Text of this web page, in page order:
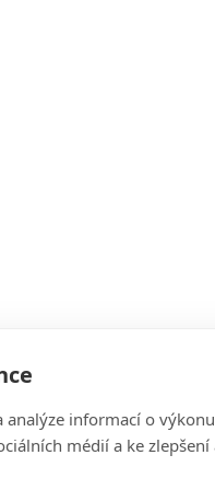
analýze informací o
médií a ke zlepšení